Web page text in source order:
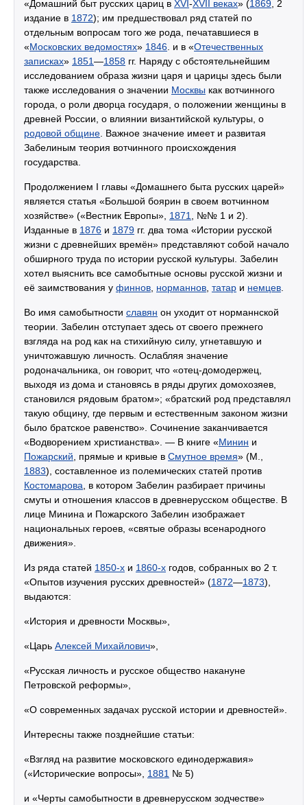
«Домашний быт русских цариц в XVI-XVII веках» (1869 , 2
издание в 1872); им предшествовал ряд статей по
отдельным вопросам того же рода, печатавшиеся в
«Московских ведомостях» 1846 . и в «Отечественных
записках» 1851—1858 гг. Наряду с обстоятельнейшим
исследованием образа жизни царя и царицы здесь были
также исследования о значении Москвы как вотчинного
города, о роли дворца государя, о положении женщины в
древней России, о влиянии византийской культуры, о
родовой общине . Важное значение имеет и развитая
Забелиным теория вотчинного происхождения
государства.
Продолжением I главы «Домашнего быта русских царей»
является статья «Большой боярин в своем вотчинном
хозяйстве» («Вестник Европы», 1871
, №№ 1 и 2).
Изданные в 1876 и 1879 гг. два тома «Истории русской
жизни с древнейших времён» представляют собой начало
обширного труда по истории русской культуры. Забелин
хотел выяснить все самобытные основы русской жизни и
её заимствования у финнов норманнов татар и немцев
Во имя самобытности славян он уходит от норманнской
теории. Забелин отступает здесь от своего прежнего
взгляда на род как на стихийную силу, угнетавшую и
уничтожавшую личность. Ослабляя значение
родоначальника, он говорит, что «отец-домодержец,
выходя из дома и становясь в ряды других домохозяев,
становился рядовым братом»; «братский род представлял
такую общину, где первым и естественным законом жизни
было братское равенство». Сочинение заканчивается
«Водворением христианства». — В книге «Минин и
Пожарский , прямые и кривые в Смутное время» (М.,
1883), составленное из полемических статей против
Костомарова , в котором Забелин разбирает причины
смуты и отношения классов в древнерусском обществе. В
лице Минина и Пожарского Забелин изображает
национальных героев, «святые образы всенародного
движения».
Из ряда статей 1850-х и 1860-х годов, собранных во 2 т.
«Опытов изучения русских древностей» (1872—1873),
выдаются:
«История и древности Москвы»,
«Царь Алексей Михайлович»,
«Русская личность и русское общество накануне
Петровской реформы»,
«О современных задачах русской истории и древностей».
Интересны также позднейшие статьи:
«Взгляд на развитие московского единодержавия»
(«Исторические вопросы», 1881 № 5)
и «Черты самобытности в древнерусском зодчестве»